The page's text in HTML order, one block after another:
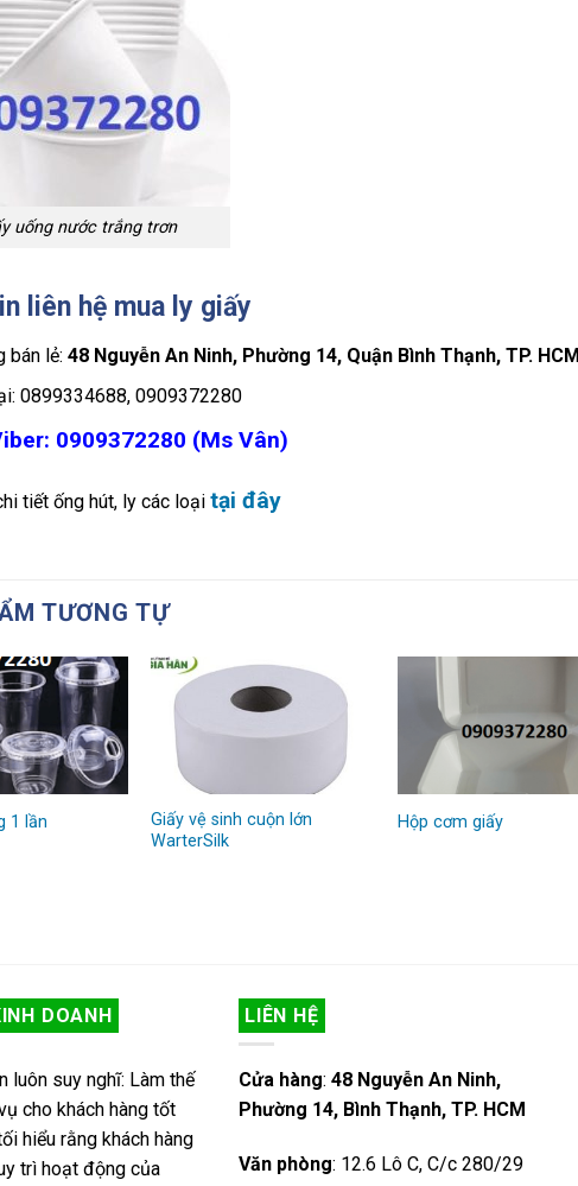
uống nước trắng trơn
liên hệ mua ly giấy
bán lẻ: 48 Nguyễn An Ninh, Phường 14, Quận Bình Thạnh, TP. HCM
0899334688, 0909372280
0909372280 (Ms Vân)
tiết ống hút, ly các loại tại đây
TƯƠNG TỰ
1 lần
Giấy vệ sinh cuộn lớn
WarterSilk
Hộp cơm giấy
DOANH
luôn suy nghĩ: Làm thế
cho khách hàng tốt
hiểu rằng khách hàng
trì hoạt động của
LIÊN HỆ
Cửa hàng: 48 Nguyễn An Ninh,
Phường 14, Bình Thạnh, TP. HCM
Văn phòng: 12.6 Lô C, C/c 280/29